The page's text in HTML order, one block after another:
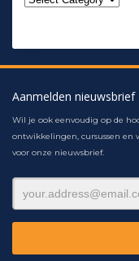
Aanmelden nieuwsbrief
Wil je ook eenvoudig op de
ontwikkelingen, cursussen en
voor onze nieuwsbrief.